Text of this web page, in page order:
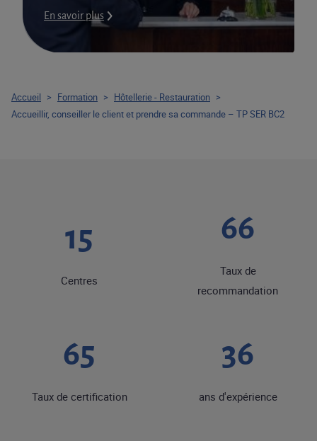
En savoir plus
19
Centres
86
Taux de
recommandation
84
Taux de certification
47
ans d'expérience
Accueil > Formation > Hôtellerie - Restauration >
Accueillir, conseiller le client et prendre sa commande – TP SER BC2